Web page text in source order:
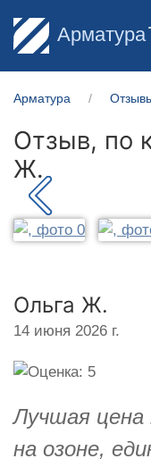
Арматура
Арматура
Отзыв, по
Ж.
Ольга Ж.
14 июня 2026 г.
Лучшая цена
на озоне,